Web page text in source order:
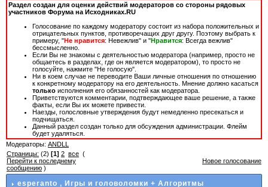
Раздел создан для оценки действий модераторов со стороны рядовых
участников Форума на Исходниках.RU
Голосование по каждому модератору состоит из набора положительных и
отрицательных пунктов, противоречащих друг другу. Поэтому выбрать к
примеру, "Не нравится: Невежлив" и "Нравится: Всегда вежлив"
бессмысленно.
Если Вы не знакомы с деятельностью модератора (например, просто не
общаетесь в разделах, где он является модератором), то просто не
голосуйте, нажмите "Не голосую".
Ни в коем случае не переводите Ваши личные отношения по отношению
к конкретному модератору на его деятельность. Мнение должно касаться
только исполнения его обязанностей как модератора.
Приветствуются комментарии, подтверждающее ваше решение, а также
факты, если Вы их можете привести.
Наезды, голословные утверждения будут немедленно пресекаться и
подчищаться.
Данный раздел создан только для обсуждения администрации. Флейм
будет удаляться.
Модераторы: ANDLL
Страницы: (2) [1] 2 все (
Перейти к последнему
сообщению )
Новое голосование
esperanto , Игры и головоломки + Алгоритмы